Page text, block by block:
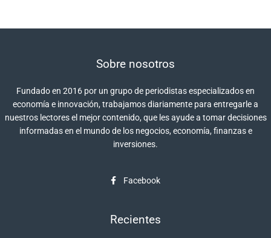
Sobre nosotros
Fundado en 2016 por un grupo de periodistas especializados en
economía e innovación, trabajamos diariamente para entregarle a
nuestros lectores el mejor contenido, que les ayude a tomar decisiones
informadas en el mundo de los negocios, economía, finanzas e
inversiones.
Facebook
Recientes